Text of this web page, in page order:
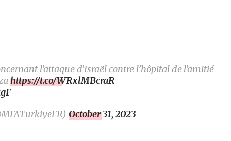
l’attaque d’Israël contre l’hôpital de l’amitié
https://t.co/WRxlMBcraR
October 31, 2023